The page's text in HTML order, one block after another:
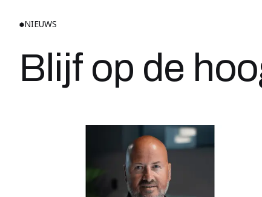
Blijf op de
NIEUWS